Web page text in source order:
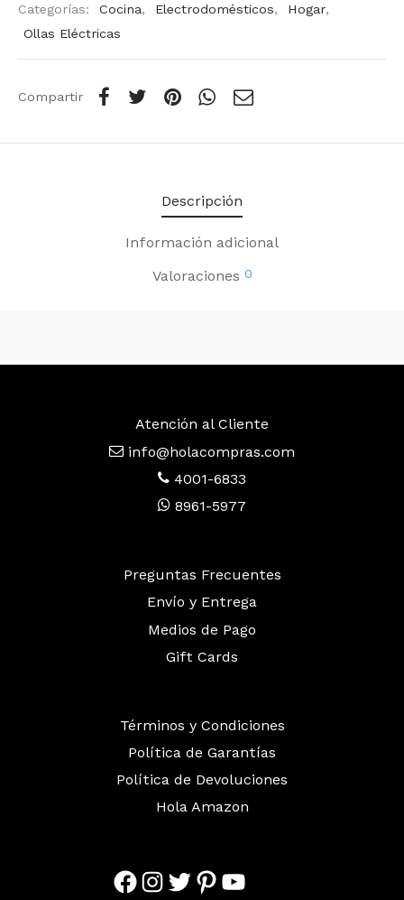
Categorías:
Cocina, Electrodomésticos, Hogar,
Ollas Eléctricas
Compartir
Descripción
Información adicional
Valoraciones 0
Atención al Cliente
info@holacompras.com
4001-6833
8961-5977
Preguntas Frecuentes
Envío y Entrega
Medios de Pago
Gift Cards
Términos y Condiciones
Política de Garantías
Política de Devoluciones
Hola Amazon
Facebook
Instagram
Twitter
Pinterest